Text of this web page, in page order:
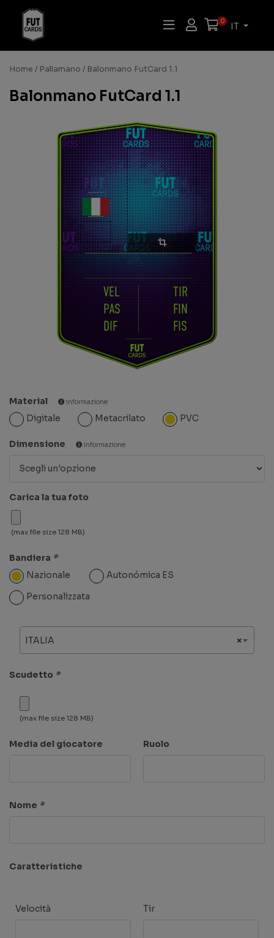
0 IT
Home / Pallamano / Balonmano FutCard 1.1
Balonmano FutCard 1.1
Material informazione
Digitale Metacrilato PVC
Dimensione informazione
Carica la tua foto
(max file size 128 MB)
Bandiera *
Nazionale
Autonómica ES
Personalizzata
×
ITALIA
Scudetto *
(max file size 128 MB)
Media del giocatore Ruolo
Nome *
Caratteristiche
Velocità Tir
VEL
PAS
DIF
TIR
FIN
FIS